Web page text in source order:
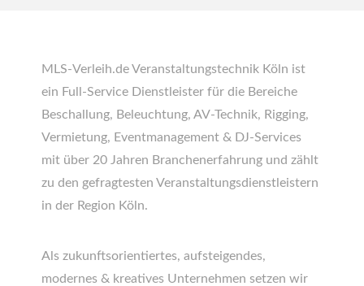
MLS-Verleih.de Veranstaltungstechnik Köln ist
ein Full-Service Dienstleister für die Bereiche
Beschallung, Beleuchtung, AV-Technik, Rigging,
Vermietung, Eventmanagement & DJ-Services
mit über 20 Jahren Branchenerfahrung und zählt
zu den gefragtesten Veranstaltungsdienstleistern
in der Region Köln.
Als zukunftsorientiertes, aufsteigendes,
modernes & kreatives Unternehmen setzen wir